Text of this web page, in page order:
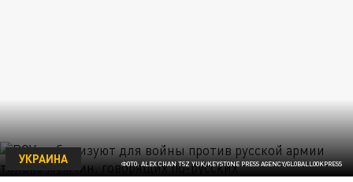
ФОТО: ALEX CHAN TSZ YUK/KEYSTONE PRESS AGENCY/GLOBALLOOKPRESS
УКРАИНА